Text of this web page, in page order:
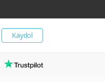
Kaydol